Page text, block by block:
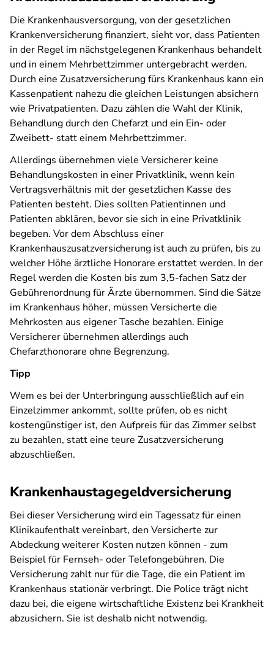
Die Krankenhausversorgung, von der gesetzlichen
Krankenversicherung finanziert, sieht vor, dass Patienten
in der Regel im nächstgelegenen Krankenhaus behandelt
und in einem Mehrbettzimmer untergebracht werden.
Durch eine Zusatzversicherung fürs Krankenhaus kann ein
Kassenpatient nahezu die gleichen Leistungen absichern
wie Privatpatienten. Dazu zählen die Wahl der Klinik,
Behandlung durch den Chefarzt und ein Ein- oder
Zweibett- statt einem Mehrbettzimmer.
Allerdings übernehmen viele Versicherer keine
Behandlungskosten in einer Privatklinik, wenn kein
Vertragsverhältnis mit der gesetzlichen Kasse des
Patienten besteht. Dies sollten Patientinnen und
Patienten abklären, bevor sie sich in eine Privatklinik
begeben. Vor dem Abschluss einer
Krankenhauszusatzversicherung ist auch zu prüfen, bis zu
welcher Höhe ärztliche Honorare erstattet werden. In der
Regel werden die Kosten bis zum 3,5-fachen Satz der
Gebührenordnung für Ärzte übernommen. Sind die Sätze
im Krankenhaus höher, müssen Versicherte die
Mehrkosten aus eigener Tasche bezahlen. Einige
Versicherer übernehmen allerdings auch
Chefarzthonorare ohne Begrenzung.
Tipp
Wem es bei der Unterbringung ausschließlich auf ein
Einzelzimmer ankommt, sollte prüfen, ob es nicht
kostengünstiger ist, den Aufpreis für das Zimmer selbst
zu bezahlen, statt eine teure Zusatzversicherung
abzuschließen.
Krankenhaustagegeldversicherung
Bei dieser Versicherung wird ein Tagessatz für einen
Klinikaufenthalt vereinbart, den Versicherte zur
Abdeckung weiterer Kosten nutzen können - zum
Beispiel für Fernseh- oder Telefongebühren. Die
Versicherung zahlt nur für die Tage, die ein Patient im
Krankenhaus stationär verbringt. Die Police trägt nicht
dazu bei, die eigene wirtschaftliche Existenz bei Krankheit
abzusichern. Sie ist deshalb nicht notwendig.